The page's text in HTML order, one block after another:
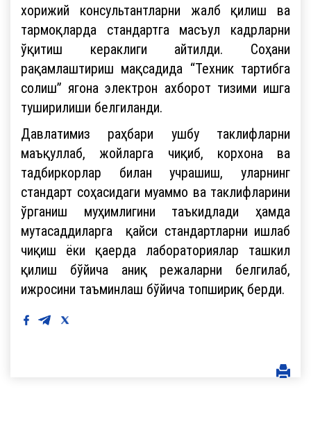
хорижий консультантларни жалб қилиш ва
тармоқларда стандартга масъул кадрларни
ўқитиш кераклиги айтилди. Соҳани
рақамлаштириш мақсадида “Техник тартибга
солиш” ягона электрон ахборот тизими ишга
туширилиши белгиланди.
Давлатимиз раҳбари ушбу таклифларни
маъқуллаб, жойларга чиқиб, корхона ва
тадбиркорлар билан учрашиш, уларнинг
стандарт соҳасидаги муаммо ва таклифларини
ўрганиш муҳимлигини таъкидлади ҳамда
мутасаддиларга қайси стандартларни ишлаб
чиқиш ёки қаерда лабораториялар ташкил
қилиш бўйича аниқ режаларни белгилаб,
ижросини таъминлаш бўйича топшириқ берди.